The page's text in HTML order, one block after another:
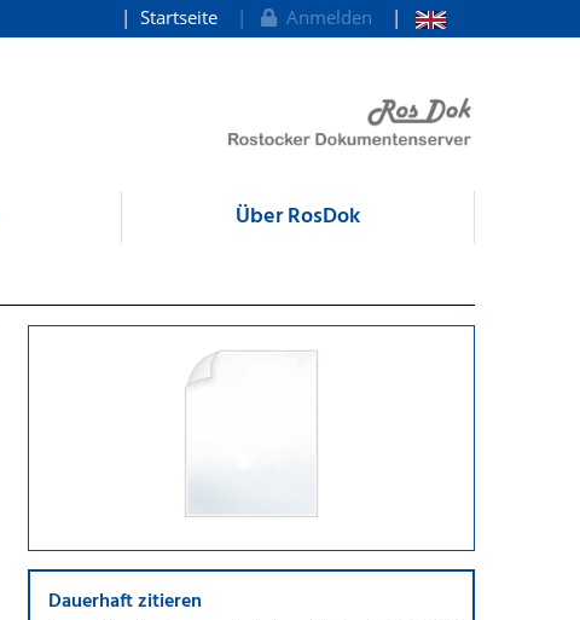
Startseite Anmelden
Über RosDok
Dauerhaft zitieren